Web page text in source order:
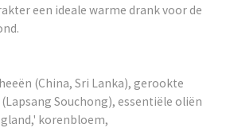
een ideale warme drank voor de
(China, Sri Lanka), gerookte
Souchong), essentiële oliën
korenbloem,